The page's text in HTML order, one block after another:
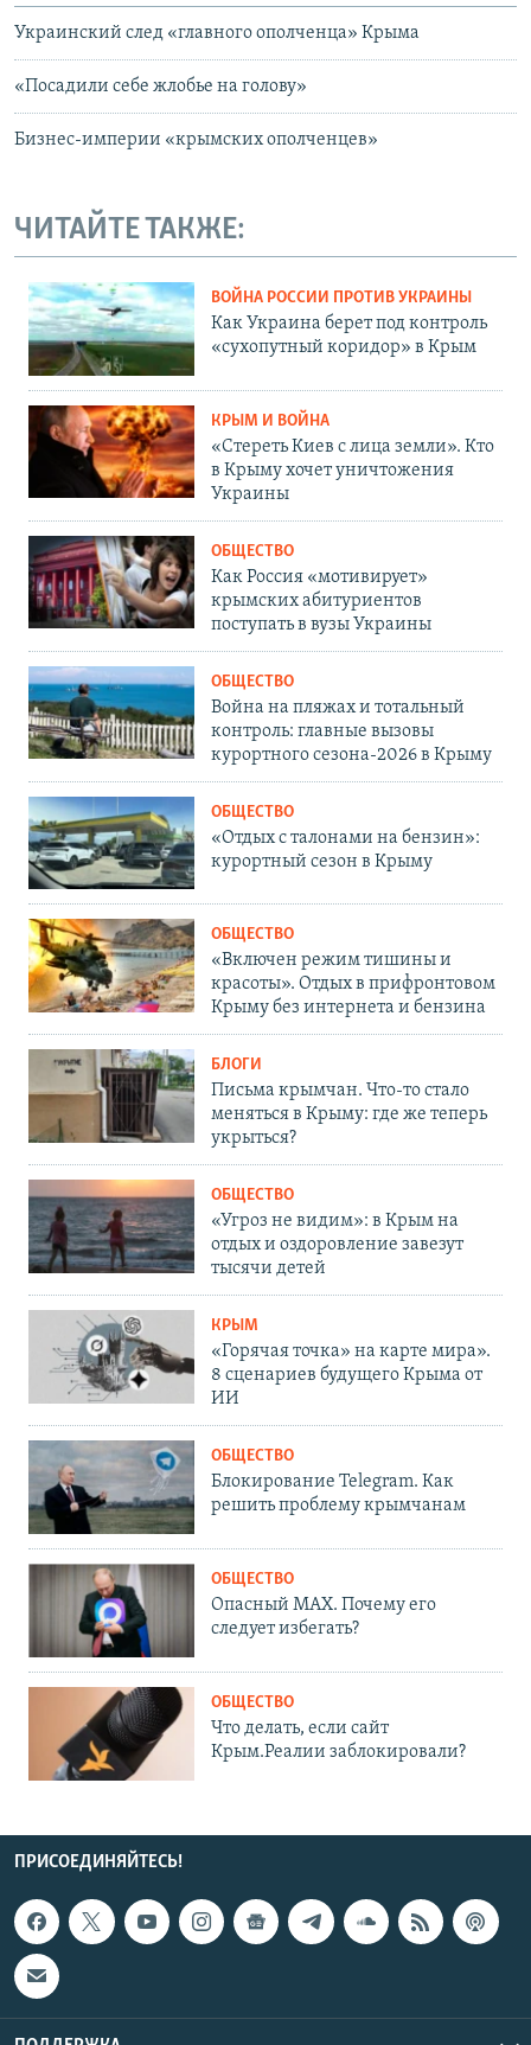
Украинский след «главного ополченца» Крыма
«Посадили себе жлобье на голову»
Бизнес-империи «крымских ополченцев»
ЧИТАЙТЕ ТАКЖЕ:
ВОЙНА РОССИИ ПРОТИВ УКРАИНЫ
Как Украина берет под контроль
«сухопутный коридор» в Крым
КРЫМ И ВОЙНА
«Стереть Киев с лица земли». Кто
в Крыму хочет уничтожения
Украины
ОБЩЕСТВО
Как Россия «мотивирует»
крымских абитуриентов
поступать в вузы Украины
ОБЩЕСТВО
Война на пляжах и тотальный
контроль: главные вызовы
курортного сезона-2026 в Крыму
ОБЩЕСТВО
«Отдых с талонами на бензин»:
курортный сезон в Крыму
ОБЩЕСТВО
«Включен режим тишины и
красоты». Отдых в прифронтовом
Крыму без интернета и бензина
БЛОГИ
Письма крымчан. Что-то стало
меняться в Крыму: где же теперь
укрыться?
ОБЩЕСТВО
«Угроз не видим»: в Крым на
отдых и оздоровление завезут
тысячи детей
КРЫМ
«Горячая точка» на карте мира».
8 сценариев будущего Крыма от
ИИ
ОБЩЕСТВО
Блокирование Telegram. Как
решить проблему крымчанам
ОБЩЕСТВО
Опасный MAX. Почему его
следует избегать?
ОБЩЕСТВО
Что делать, если сайт
Крым.Реалии заблокировали?
ПРИСОЕДИНЯЙТЕСЬ!